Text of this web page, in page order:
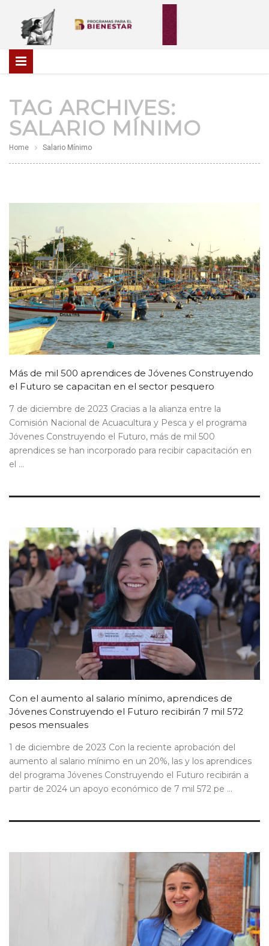
TAG ARCHIVES:
SALARIO MÍNIMO
Home Salario Mínimo
Más de mil 500 aprendices de Jóvenes Construyendo
el Futuro se capacitan en el sector pesquero
7 de diciembre de 2023 Gracias a la alianza entre la
Comisión Nacional de Acuacultura y Pesca y el programa
Jóvenes Construyendo el Futuro, más de mil 500
aprendices se han incorporado para recibir capacitación en
el ...
Con el aumento al salario mínimo, aprendices de
Jóvenes Construyendo el Futuro recibirán 7 mil 572
pesos mensuales
1 de diciembre de 2023 Con la reciente aprobación del
aumento al salario mínimo en un 20%, las y los aprendices
del programa Jóvenes Construyendo el Futuro recibirán a
partir de 2024 un apoyo económico de 7 mil 572 pe ...